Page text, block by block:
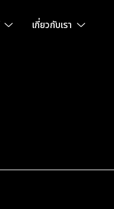
เกี่ยวกับเรา